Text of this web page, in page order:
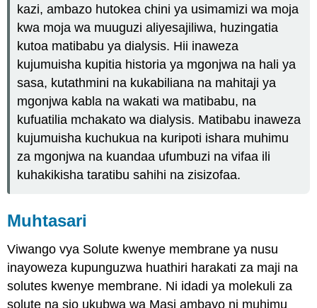
kazi, ambazo hutokea chini ya usimamizi wa moja
kwa moja wa muuguzi aliyesajiliwa, huzingatia
kutoa matibabu ya dialysis. Hii inaweza
kujumuisha kupitia historia ya mgonjwa na hali ya
sasa, kutathmini na kukabiliana na mahitaji ya
mgonjwa kabla na wakati wa matibabu, na
kufuatilia mchakato wa dialysis. Matibabu inaweza
kujumuisha kuchukua na kuripoti ishara muhimu
za mgonjwa na kuandaa ufumbuzi na vifaa ili
kuhakikisha taratibu sahihi na zisizofaa.
Muhtasari
Viwango vya Solute kwenye membrane ya nusu
inayoweza kupunguzwa huathiri harakati za maji na
solutes kwenye membrane. Ni idadi ya molekuli za
solute na sio ukubwa wa Masi ambayo ni muhimu